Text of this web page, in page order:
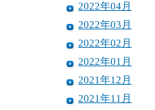
2022年04月
2022年03月
2022年02月
2022年01月
2021年12月
2021年11月